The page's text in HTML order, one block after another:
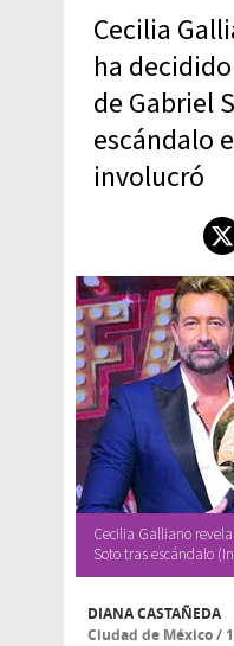
Cecilia
ha
de Gabriel
escándalo
involucró
Cecilia Galliano
Soto tras escándalo
DIANA CASTAÑEDA
Ciudad de México/